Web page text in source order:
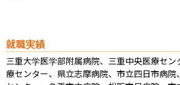
就職実績
三重大学医学部附属病院、三重中央医療セ
療センター、県立志摩病院、市立四日市病院